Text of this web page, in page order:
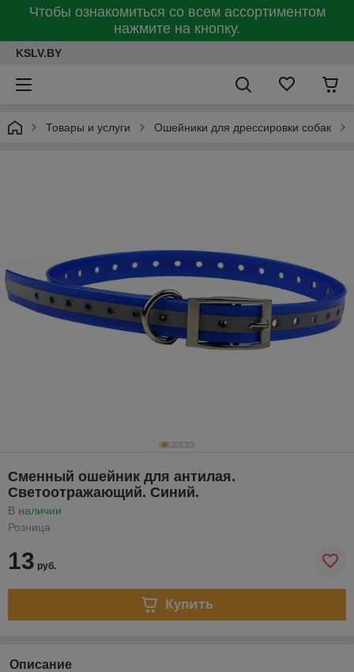
Чтобы ознакомиться со всем ассортиментом
нажмите на кнопку.
KSLV.BY
Товары и услуги Ошейники для дрессировки собак
Сменный ошейник для антилая.
Светоотражающий. Синий.
В наличии
Розница
13 руб.
Купить
Описание